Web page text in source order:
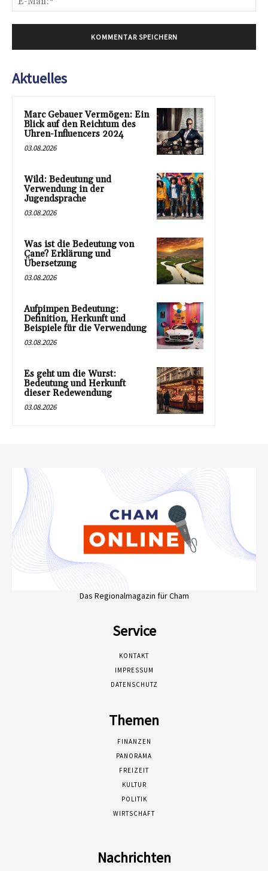
Aktuelles
Marc Gebauer Vermögen: Ein
Blick auf den Reichtum des
Uhren-Influencers 2024
03.08.2026
Wild: Bedeutung und
Verwendung in der
Jugendsprache
03.08.2026
Was ist die Bedeutung von
Cane? Erklärung und
Übersetzung
03.08.2026
Aufpimpen Bedeutung:
Definition, Herkunft und
Beispiele für die Verwendung
03.08.2026
Es geht um die Wurst:
Bedeutung und Herkunft
dieser Redewendung
03.08.2026
Das Regionalmagazin für Cham
Service
KONTAKT
IMPRESSUM
DATENSCHUTZ
Themen
FINANZEN
PANORAMA
FREIZEIT
KULTUR
POLITIK
WIRTSCHAFT
Nachrichten